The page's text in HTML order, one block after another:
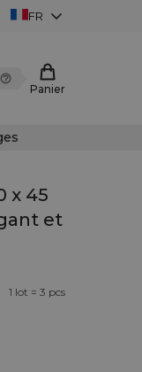
FR
Panier
x 45
et
1 lot = 3 pcs